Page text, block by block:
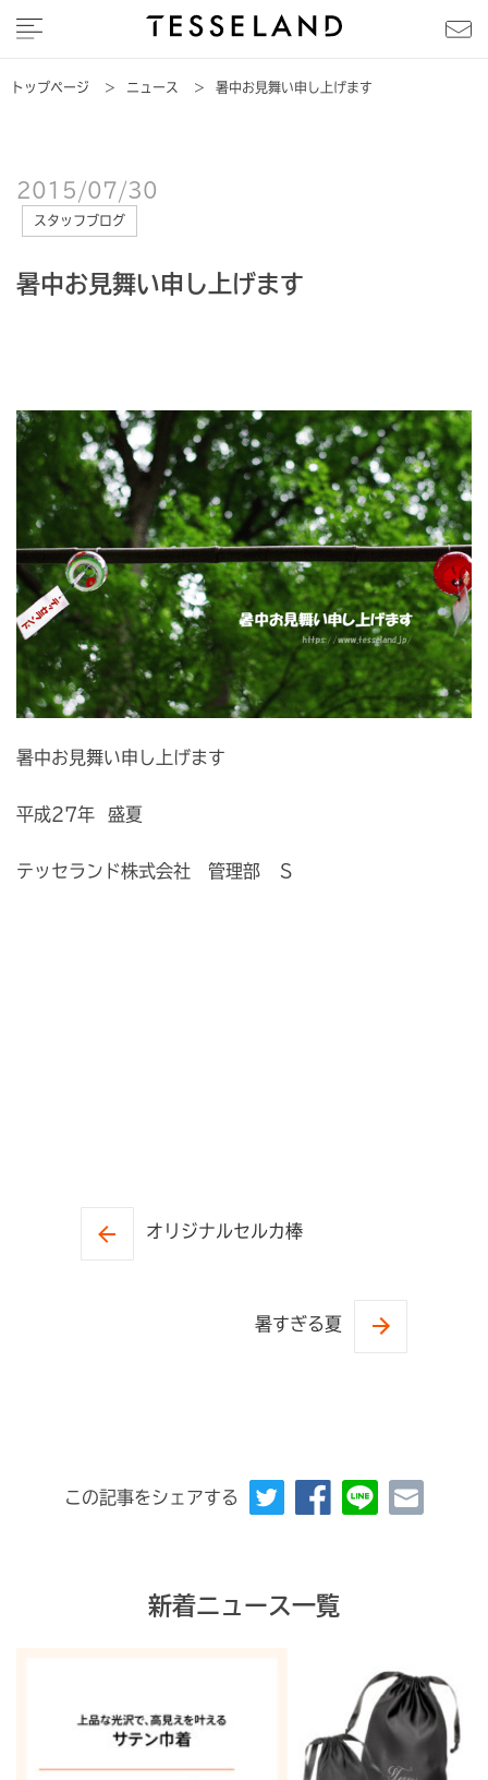
トップページ > ニュース > 暑中お見舞い申し上げます
2015/07/30
スタッフブログ
暑中お見舞い申し上げます
暑中お見舞い申し上げます
平成27年 盛夏
テッセランド株式会社 管理部 S
オリジナルセルカ棒
暑すぎる夏
この記事をシェアする
新着ニュース一覧